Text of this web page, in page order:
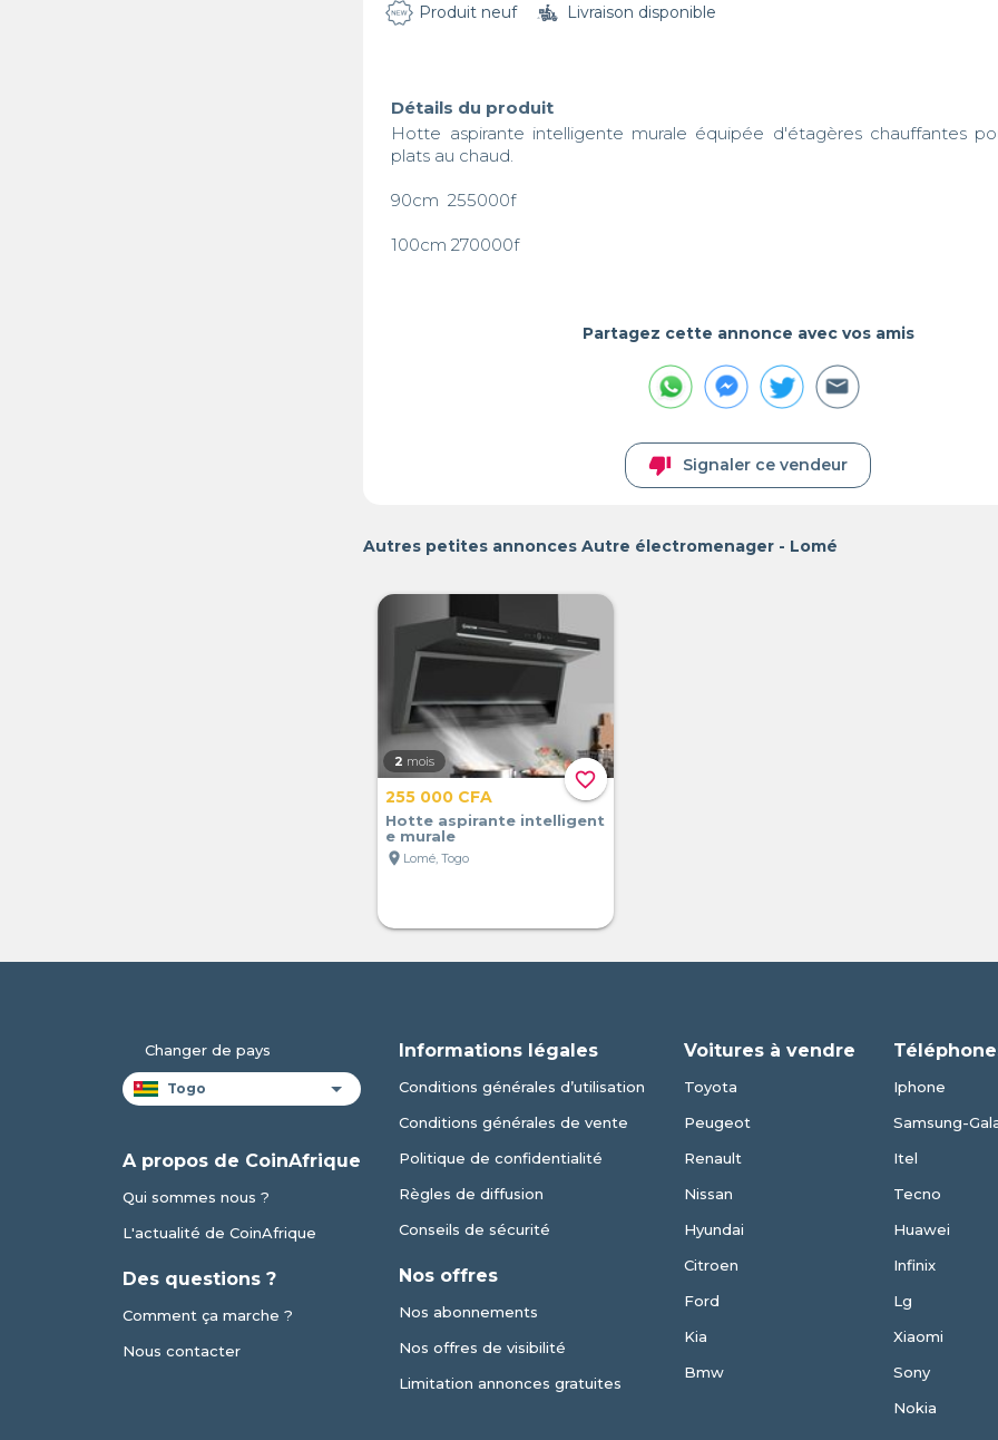
Produit neuf Livraison disponible
Détails du produit
Hotte aspirante intelligente murale équipée d'étagères chauffantes
plats au chaud.
90cm  255000f
100cm 270000f
Partagez cette annonce avec vos amis
thumb_down Signaler ce vendeur
Autres petites annonces Autre électromenager - Lomé
favorite_border
2 mois
255 000 CFA
Hotte aspirante intelligent
e murale
location_on Lomé, Togo
Changer de pays
A propos de CoinAfrique
Qui sommes nous ?
L'actualité de CoinAfrique
Des questions ?
Comment ça marche ?
Nous contacter
Informations légales
Conditions générales d’utilisation
Conditions générales de vente
Politique de confidentialité
Règles de diffusion
Conseils de sécurité
Nos offres
Nos abonnements
Nos offres de visibilité
Limitation annonces gratuites
Voitures à vendre
Toyota
Peugeot
Renault
Nissan
Hyundai
Citroen
Ford
Kia
Bmw
Iphone
Samsung-
Itel
Tecno
Huawei
Infinix
Lg
Xiaomi
Sony
Nokia